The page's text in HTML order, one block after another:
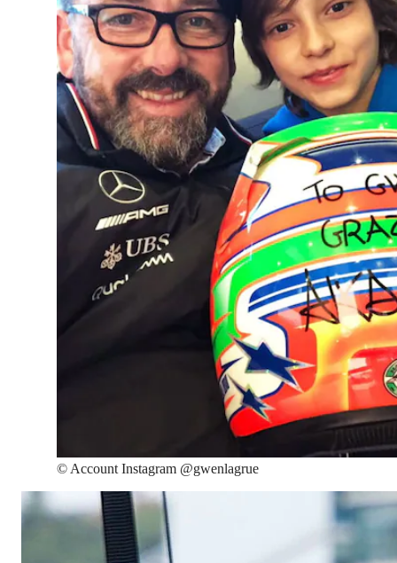
© Account Instagram @gwenlagrue